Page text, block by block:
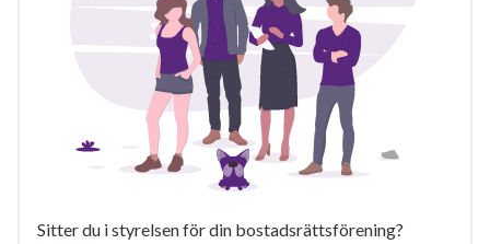
Sitter du i styrelsen för din bostadsrättsförening?